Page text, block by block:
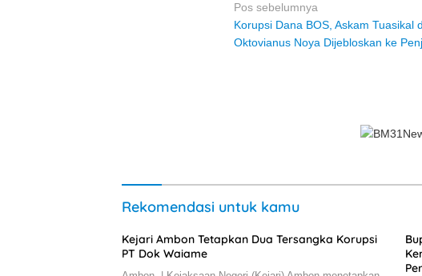
Navigasi
pos
Pos sebelumnya
Korupsi Dana BOS, Askam Tuasikal
Oktovianus Noya Dijebloskan ke
Rekomendasi untuk kamu
Kejari Ambon Tetapkan Dua Tersangka Korupsi
PT Dok Waiame